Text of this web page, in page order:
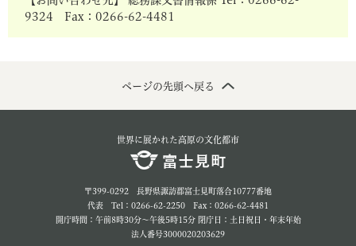
9324 Fax：0266-62-4481
ページの先頭へ戻る
世界に展かれた高原の文化都市
〒399-0292 長野県諏訪郡富士見町落合10777番地
代表 Tel：0266-62-2250 Fax：0266-62-4481
開庁時間：午前8時30分～午後5時15分 閉庁日：土日祝日・年末年始
法人番号3000020203629